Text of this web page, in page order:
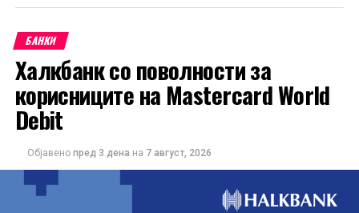
БАНКИ
Халкбанк со поволности за
корисниците на Mastercard World
Debit
Објавено пред 3 дена на 7 август, 2026